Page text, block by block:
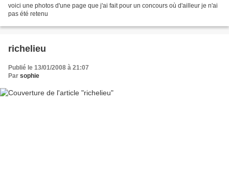
voici une photos d'une page que j'ai fait pour un concours où d'ailleur je n'ai
pas été retenu
richelieu
Publié le 13/01/2008 à 21:07
Par sophie